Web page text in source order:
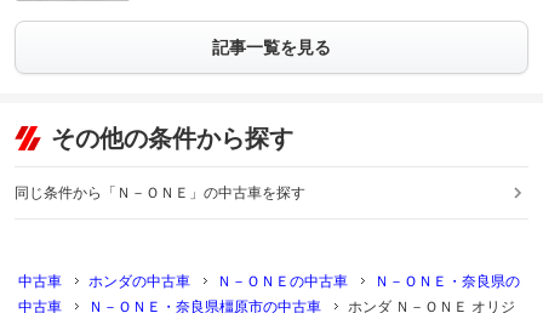
記事一覧を見る
その他の条件から探す
同じ条件から「Ｎ－ＯＮＥ」の中古車を探す
中古車 ホンダの中古車 Ｎ－ＯＮＥの中古車
Ｎ－ＯＮＥ・奈良県の
中古車
Ｎ－ＯＮＥ・奈良県橿原市の中古車
ホンダ Ｎ－ＯＮＥ オリジ